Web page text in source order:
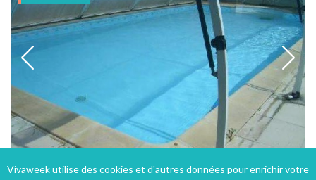
Vivaweek utilise des cookies et d'autres données pour enrichir votre